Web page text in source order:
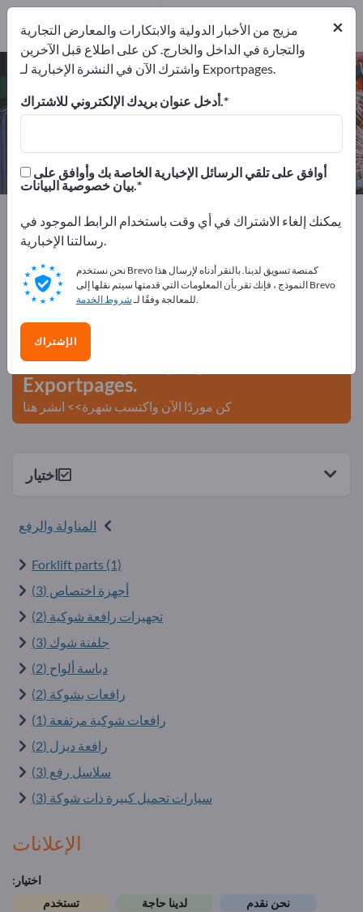
روافع شوكية – اعثر على الشركات
المصنعة والموردين
13
13
Exportpages آلات ومعدات
المناولة والرفع
روافع شوكية
أعلن مجانًا على Exportpages!
الاحتياجات – العروض – السلع المستعملة – جهات الاتصال
التجارية >> ابدأ من هنا
انشر شركتك ومنتجاتك على
Exportpages.
كن موردًا الآن واكتسب شهرة>> انشر هنا
اختيار
المناولة والرفع
Forklift parts (1)
أجهزة اختصاص (3)
تجهيزات رافعة شوكية (2)
جلفنة شوك (3)
دباسة ألواح (2)
رافعات بشوكة (2)
رافعات شوكية مرتفعة (1)
رافعة ديزل (2)
سلاسل رفع (3)
سيارات تحميل كبيرة ذات شوكة (3)
الإعلانات
اختيار:
نحن نقدم
لدينا حاجة
تستخدم
×
مزيج من الأخبار الدولية والابتكارات والمعارض التجارية
والتجارة في الداخل والخارج. كن على اطلاع قبل الآخرين
واشترك الآن في النشرة الإخبارية لـ Exportpages.
أدخل عنوان بريدك الإلكتروني للاشتراك.
بيان خصوصية البيانات.
يمكنك إلغاء الاشتراك في أي وقت باستخدام الرابط الموجود في
رسالتنا الإخبارية.
نحن نستخدم Brevo كمنصة تسويق لدينا. بالنقر أدناه لإرسال هذا
النموذج ، فإنك تقر بأن المعلومات التي قدمتها سيتم نقلها إلى Brevo
للمعالجة وفقًا لـشروط الخدمة .
الإشتراك